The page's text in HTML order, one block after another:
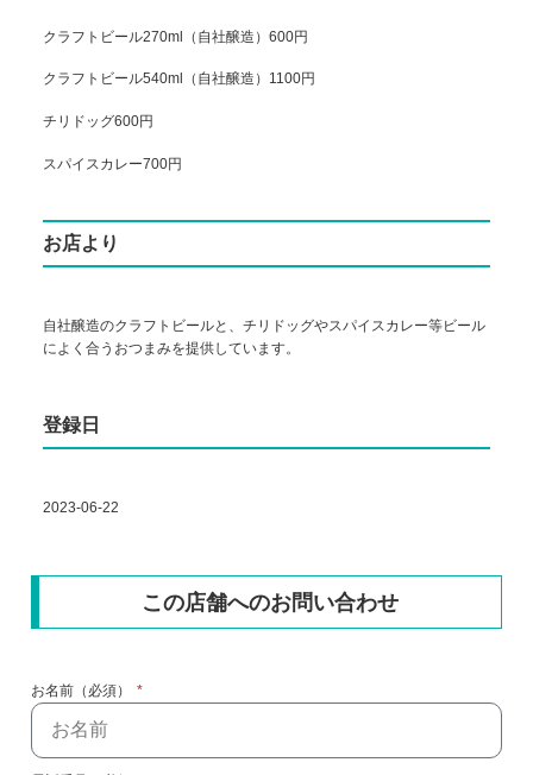
クラフトビール270ml（自社醸造）600円
クラフトビール540ml（自社醸造）1100円
チリドッグ600円
スパイスカレー700円
お店より
自社醸造のクラフトビールと、チリドッグやスパイスカレー等ビール
によく合うおつまみを提供しています。
登録日
2023-06-22
この店舗へのお問い合わせ
お名前（必須）